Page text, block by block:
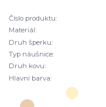
Číslo produktu:
Materiál:
Druh šperku:
Typ náušnice:
Druh kovu:
Hlavní barva: